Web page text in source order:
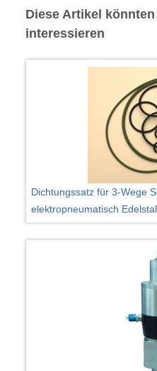
Diese Artikel
interessieren
Dichtungssatz für 3-Wege
elektropneumatisch